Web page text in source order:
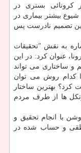
کرونائی بستری در
بیشتر بیماری در
تصمیم نادرست پس
به نقش "تحقیقات
عنوان کرد: در این
و ساختاری می تواند
با کدام روش می توان
کرد؟ بهترین ساختار
ها از طرف مردم
با انجام تحقیق و
و حساب شده در